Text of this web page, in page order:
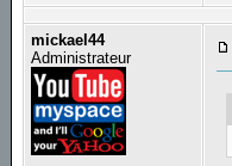
mickael44
Administrateur